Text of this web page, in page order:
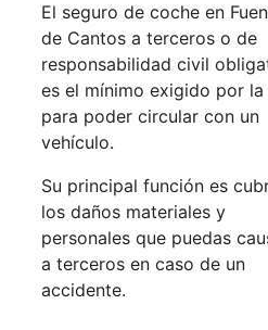
El seguro de coche en
de Cantos a terceros o de
responsabilidad civil
es el mínimo exigido por la
para poder circular con un
vehículo.
Su principal función es
los daños materiales y
personales que puedas
a terceros en caso de un
accidente.